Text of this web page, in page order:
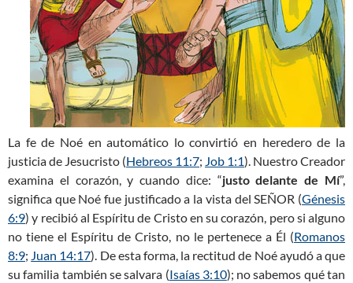
La fe de Noé en automático lo convirtió en heredero de la
justicia de Jesucristo (Hebreos 11:7; Job 1:1). Nuestro Creador
examina el corazón, y cuando dice: “justo delante de Mí”,
significa que Noé fue justificado a la vista del SEÑOR (Génesis
6:9) y recibió al Espíritu de Cristo en su corazón, pero si alguno
no tiene el Espíritu de Cristo, no le pertenece a Él (Romanos
8:9; Juan 14:17). De esta forma, la rectitud de Noé ayudó a que
su familia también se salvara (Isaías 3:10); no sabemos qué tan